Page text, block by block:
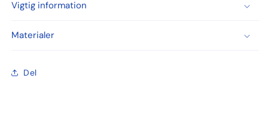
Vigtig information
Materialer
Del